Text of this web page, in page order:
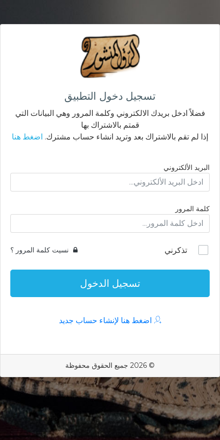
تسجيل دخول التطبيق
فضلاً ادخل بريدك الالكتروني وكلمة المرور وهي البيانات التي
قمتم بالاشتراك بها
إذا لم تقم بالاشتراك بعد وتريد انشاء حساب مشترك. اضغط هنا
البريد الألكتروني
كلمة المرور
تذكرني نسيت كلمة المرور ؟
تسجيل الدخول
اضغط هنا لإنشاء حساب جديد
© 2026 جميع الحقوق محفوظة